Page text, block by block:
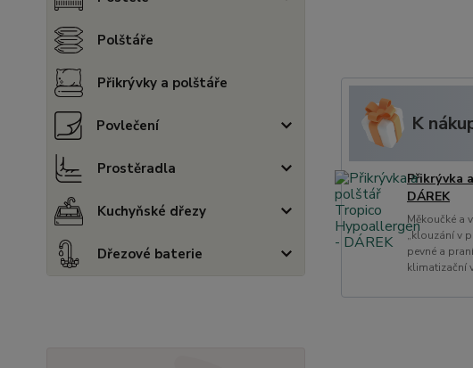
Polštáře
Přikrývky a polštáře
Povlečení
Prostěradla
Kuchyňské dřezy
Dřezové baterie
K
Přikrývka
DÁREK
Měkoučké a
„klouzání v
pevné a
klimatizační